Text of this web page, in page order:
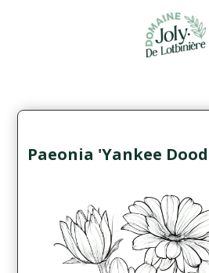
Paeonia 'Yankee